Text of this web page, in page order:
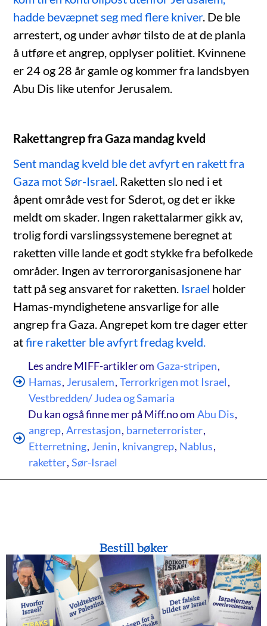
hadde bevæpnet seg med flere kniver. De ble
arrestert, og under avhør tilsto de at de planla
å utføre et angrep, opplyser politiet. Kvinnene
er 24 og 28 år gamle og kommer fra landsbyen
Abu Dis like utenfor Jerusalem.
Rakettangrep fra Gaza mandag kveld
Sent mandag kveld ble det avfyrt en rakett fra
Gaza mot Sør-Israel . Raketten slo ned i et
åpent område vest for Sderot, og det er ikke
meldt om skader. Ingen rakettalarmer gikk av,
trolig fordi varslingssystemene beregnet at
raketten ville lande et godt stykke fra befolkede
områder. Ingen av terrororganisasjonene har
tatt på seg ansvaret for raketten. Israel holder
Hamas-myndighetene ansvarlige for alle
angrep fra Gaza. Angrepet kom tre dager etter
atfire raketter ble avfyrt fredag kveld.
Les andre MIFF-artikler om Gaza-stripen,
Hamas, Jerusalem, Terrorkrigen mot Israel,
Vestbredden/ Judea og Samaria
Du kan også finne mer på Miff.no om Abu Dis,
angrep, Arrestasjon, barneterrorister,
Etterretning, Jenin, knivangrep, Nablus,
raketter, Sør-Israel
Bestill bøker